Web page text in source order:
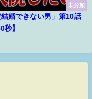
未分類
結婚できない男」第10話
秒】